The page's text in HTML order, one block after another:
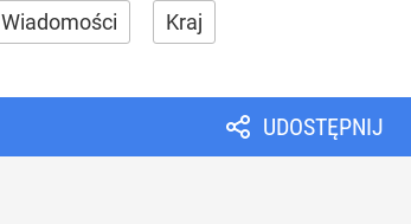
Wiadomości Kraj
UDOSTĘPNIJ